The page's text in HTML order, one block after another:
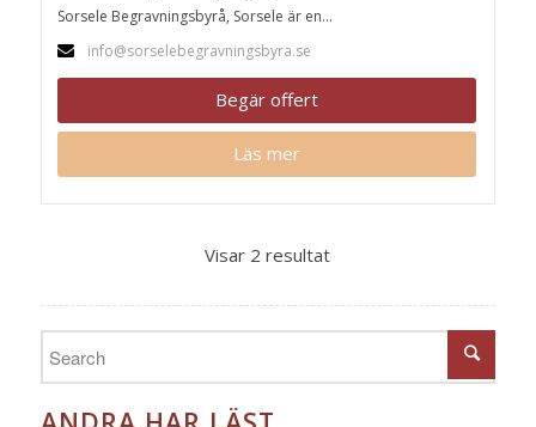
Sorsele Begravningsbyrå, Sorsele är en...
info@sorselebegravningsbyra.se
Begär offert
Läs mer
Visar 2 resultat